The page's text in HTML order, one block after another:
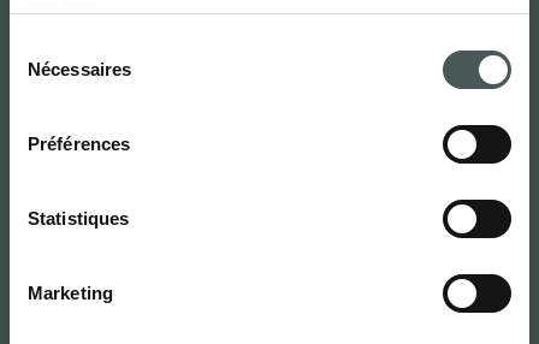
Nécessaires
Préférences
Statistiques
Marketing
Cazzano Sant’Andrea (BG) ITALIE
Contacts
info@radicicarpet.it
Liens utiles